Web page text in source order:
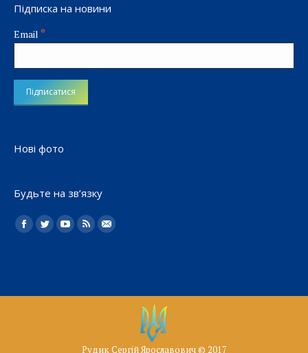
Підписка на новини
Email *
Нові фото
Будьте на зв’язку
Найдите нас:
Facebook
TwitterYouTube
Rss Електронна
Рудик Сергій Ярославович © 2017